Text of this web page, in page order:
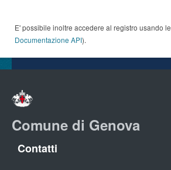
E' possibile inoltre accedere al registro usando le
Documentazione API).
Comune di Genova
Contatti